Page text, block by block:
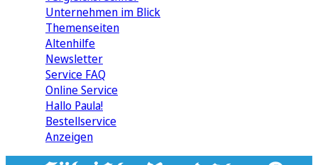
Unternehmen im Blick
Themenseiten
Altenhilfe
Newsletter
Service FAQ
Online Service
Hallo Paula!
Bestellservice
Anzeigen